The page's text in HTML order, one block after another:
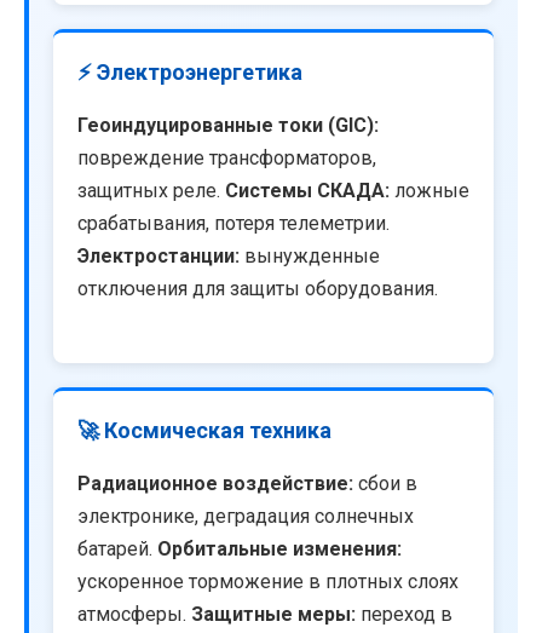
⚡ Электроэнергетика
Геоиндуцированные токи (GIC):
повреждение трансформаторов,
защитных реле. Системы СКАДА: ложные
срабатывания, потеря телеметрии.
Электростанции: вынужденные
отключения для защиты оборудования.
🚀 Космическая техника
Радиационное воздействие: сбои в
электронике, деградация солнечных
батарей. Орбитальные изменения:
ускоренное торможение в плотных слоях
атмосферы. Защитные меры: переход в